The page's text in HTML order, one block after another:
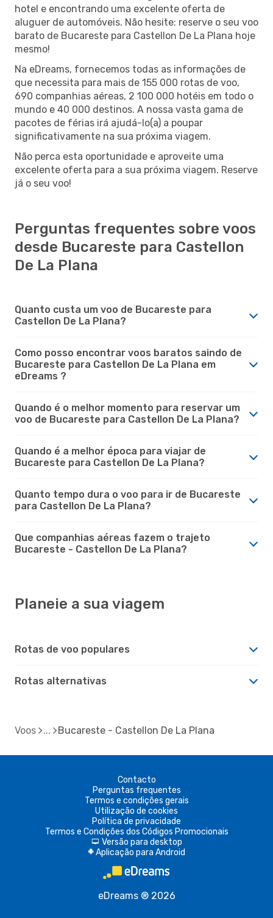
hotel e encontrando uma excelente oferta de
aluguer de automóveis. Não hesite: reserve o seu voo
barato de Bucareste para Castellon De La Plana hoje
mesmo!
Na eDreams, fornecemos todas as informações de
que necessita para mais de 155 000 rotas de voo,
690 companhias aéreas, 2 100 000 hotéis em todo o
mundo e 40 000 destinos. A nossa vasta gama de
pacotes de férias irá ajudá-lo(a) a poupar
significativamente na sua próxima viagem.
Não perca esta oportunidade e aproveite uma
excelente oferta para a sua próxima viagem. Reserve
já o seu voo!
Perguntas frequentes sobre voos
desde Bucareste para Castellon
De La Plana
Quanto custa um voo de Bucareste para
Castellon De La Plana?
Como posso encontrar voos baratos saindo de
Bucareste para Castellon De La Plana em
eDreams ?
Quando é o melhor momento para reservar um
voo de Bucareste para Castellon De La Plana?
Quando é a melhor época para viajar de
Bucareste para Castellon De La Plana?
Quanto tempo dura o voo para ir de Bucareste
para Castellon De La Plana?
Que companhias aéreas fazem o trajeto
Bucareste - Castellon De La Plana?
Planeie a sua viagem
Rotas de voo populares
Rotas alternativas
Voos Bucareste - Castellon De La Plana
Contacto
Perguntas frequentes
Termos e condições gerais
Utilização de cookies
Política de privacidade
Termos e Condições dos Códigos Promocionais
d Versão para desktop
A Aplicação para Android
eDreams ® 2026